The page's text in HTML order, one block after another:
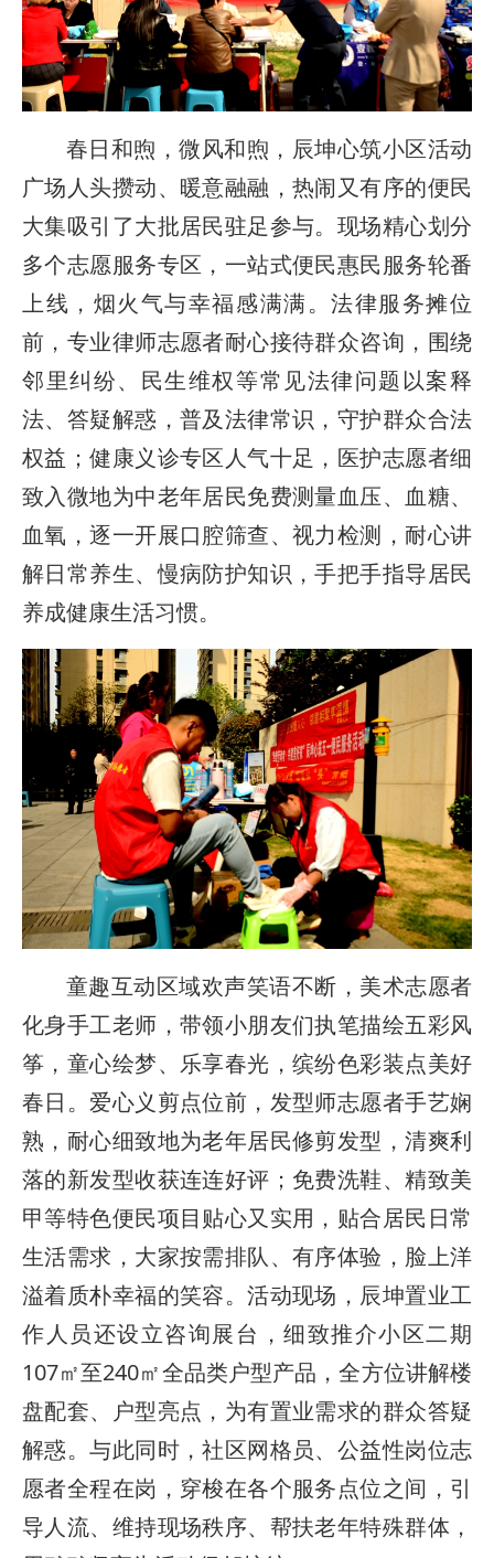
春日和煦，微风和煦，辰坤心筑小区活动
广场人头攒动、暖意融融，热闹又有序的便民
大集吸引了大批居民驻足参与。现场精心划分
多个志愿服务专区，一站式便民惠民服务轮番
上线，烟火气与幸福感满满。法律服务摊位
前，专业律师志愿者耐心接待群众咨询，围绕
邻里纠纷、民生维权等常见法律问题以案释
法、答疑解惑，普及法律常识，守护群众合法
权益；健康义诊专区人气十足，医护志愿者细
致入微地为中老年居民免费测量血压、血糖、
血氧，逐一开展口腔筛查、视力检测，耐心讲
解日常养生、慢病防护知识，手把手指导居民
养成健康生活习惯。
童趣互动区域欢声笑语不断，美术志愿者
化身手工老师，带领小朋友们执笔描绘五彩风
筝，童心绘梦、乐享春光，缤纷色彩装点美好
春日。爱心义剪点位前，发型师志愿者手艺娴
熟，耐心细致地为老年居民修剪发型，清爽利
落的新发型收获连连好评；免费洗鞋、精致美
甲等特色便民项目贴心又实用，贴合居民日常
生活需求，大家按需排队、有序体验，脸上洋
溢着质朴幸福的笑容。活动现场，辰坤置业工
作人员还设立咨询展台，细致推介小区二期
107㎡至240㎡全品类户型产品，全方位讲解楼
盘配套、户型亮点，为有置业需求的群众答疑
解惑。与此同时，社区网格员、公益性岗位志
愿者全程在岗，穿梭在各个服务点位之间，引
导人流、维持现场秩序、帮扶老年特殊群体，